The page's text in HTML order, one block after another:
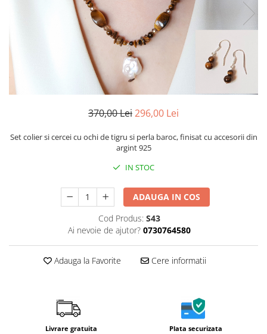
370,00 Lei296,00 Lei
Set colier si cercei cu ochi de tigru si perla baroc, finisat cu accesorii din
argint 925
IN STOC
ADAUGA IN COS
Cod Produs: S43
Ai nevoie de ajutor? 0730764580
Adauga la Favorite Cere informatii
Livrare gratuita Plata securizata